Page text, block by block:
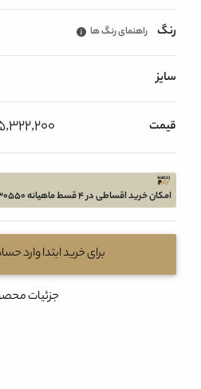
رنگ راهنمای رنگ ها
سایز
قیمت 5,322,200 تومان
امکان خرید اقساطی در 4 قسط ماهیانه 1330550 تومان بدون سود و چک
برای خرید ابتدا وارد
جزئیات